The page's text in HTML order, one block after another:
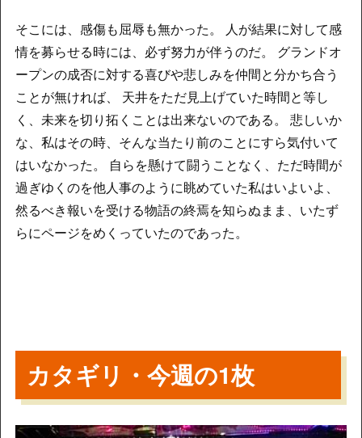
そこには、感傷も屈辱も無かった。 人が結果に対して感
情を募らせる時には、必ず努力が伴うのだ。 グランドオ
ープンの成否に対する喜びや悲しみを仲間と分かち合う
ことが無ければ、 天井をただ見上げていた時間と等し
く、未来を切り拓くことは出来ないのである。 悲しいか
な、私はその時、そんな当たり前のことにすら気付いて
はいなかった。 自らを懸けて闘うことなく、ただ時間が
過ぎゆくのを他人事のように眺めていた私はいよいよ、
然るべき報いを受ける物語の終焉を知らぬまま、いたず
らにページをめくっていたのであった。
カタギリ・今週の1枚